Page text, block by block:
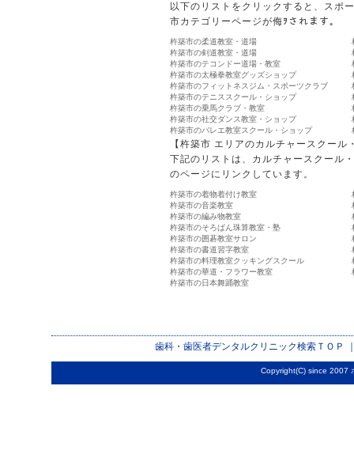
以下のリストをクリックすると、スポ
市カテゴリーページが侮ｦされます。
杵築市の柔道教室・道場
杵築市の剣道教室・道場
杵築市のテコンドー道場・教室
杵築市の太極拳教室グッズショップ
杵築市のフィットネスジム・スポーツクラブ
杵築市のテニススクール・ショップ
杵築市の乗馬クラブ・教室
杵築市の社交ダンス教室・ショップ
杵築市のバレエ教室スクール・ショップ
【杵築市 エリアのカルチャースクール
下記のリストは、カルチャースクール
のページにリンクしています。
杵築市の着物着付け教室
杵築市の音楽教室
杵築市の編み物教室
杵築市のそろばん珠算教室・塾
杵築市の囲碁教室サロン
杵築市の書道習字教室
杵築市の料理教室クッキングスクール
杵築市の華道・フラワー教室
杵築市の日本舞踊教室
歯科・歯医者デンタルクリニック検索 ＴＯＰ
Copyright(C) since 2007